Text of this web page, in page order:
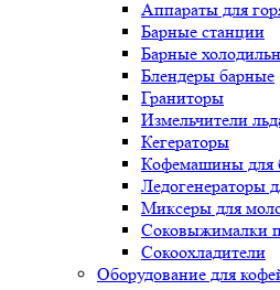
Аппараты для
Барные станции
Барные
Блендеры барные
Граниторы
Измельчители
Кегераторы
Кофемашины для
Ледогенераторы
Миксеры для
Соковыжималки
Сокоохладители
Оборудование для